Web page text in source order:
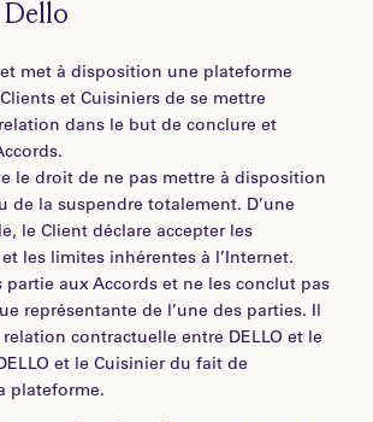
Dello
met à disposition une plateforme
et Cuisiniers de se mettre
dans le but de conclure et
le droit de ne pas mettre à disposition
de la suspendre totalement. D’une
le Client déclare accepter les
les limites inhérentes à l’Internet.
partie aux Accords et ne les conclut pas
représentante de l’une des parties. Il
relation contractuelle entre DELLO et le
et le Cuisinier du fait de
plateforme.